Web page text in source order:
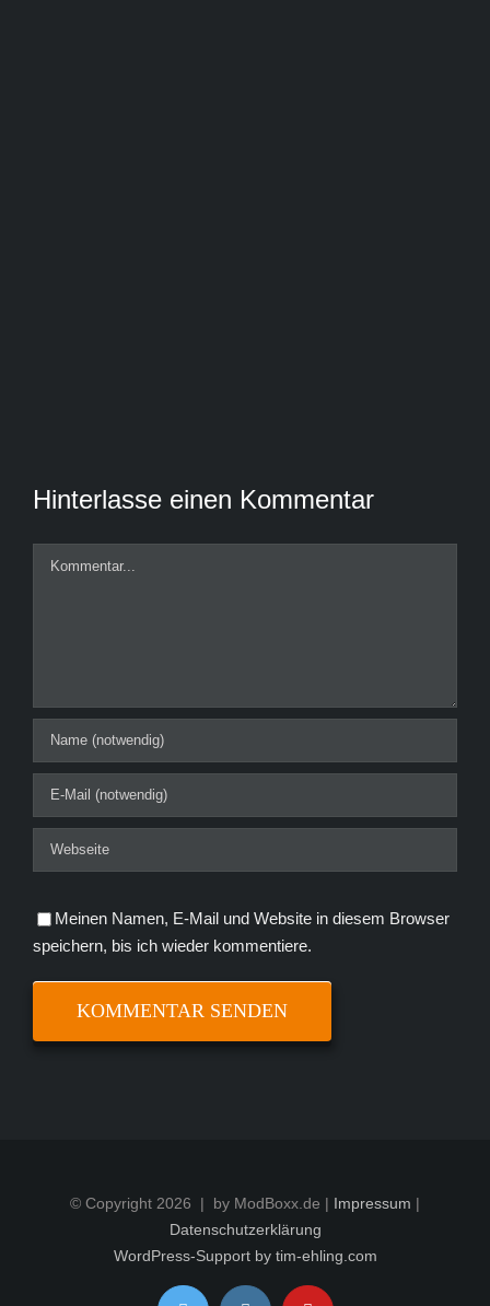
Hinterlasse einen Kommentar
Kommentar
Meinen Namen, E-Mail und Website in diesem Browser
speichern, bis ich wieder kommentiere.
© Copyright 2026 | by ModBoxx.de | Impressum |
Datenschutzerklärung
WordPress-Support by tim-ehling.com